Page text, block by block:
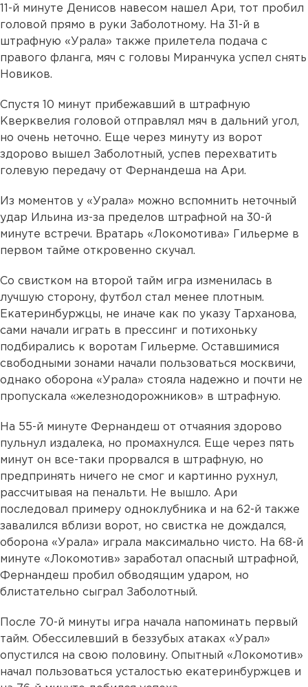
11-й минуте Денисов навесом нашел Ари, тот пробил
головой прямо в руки Заболотному. На 31-й в
штрафную «Урала» также прилетела подача с
правого фланга, мяч с головы Миранчука успел снять
Новиков.
Спустя 10 минут прибежавший в штрафную
Кверквелия головой отправлял мяч в дальний угол,
но очень неточно. Еще через минуту из ворот
здорово вышел Заболотный, успев перехватить
голевую передачу от Фернандеша на Ари.
Из моментов у «Урала» можно вспомнить неточный
удар Ильина из-за пределов штрафной на 30-й
минуте встречи. Вратарь «Локомотива» Гильерме в
первом тайме откровенно скучал.
Со свистком на второй тайм игра изменилась в
лучшую сторону, футбол стал менее плотным.
Екатеринбуржцы, не иначе как по указу Тарханова,
сами начали играть в прессинг и потихоньку
подбирались к воротам Гильерме. Оставшимися
свободными зонами начали пользоваться москвичи,
однако оборона «Урала» стояла надежно и почти не
пропускала «железнодорожников» в штрафную.
На 55-й минуте Фернандеш от отчаяния здорово
пульнул издалека, но промахнулся. Еще через пять
минут он все-таки прорвался в штрафную, но
предпринять ничего не смог и картинно рухнул,
рассчитывая на пенальти. Не вышло. Ари
последовал примеру одноклубника и на 62-й также
завалился вблизи ворот, но свистка не дождался,
оборона «Урала» играла максимально чисто. На 68-й
минуте «Локомотив» заработал опасный штрафной,
Фернандеш пробил обводящим ударом, но
блистательно сыграл Заболотный.
После 70-й минуты игра начала напоминать первый
тайм. Обессилевший в беззубых атаках «Урал»
опустился на свою половину. Опытный «Локомотив»
начал пользоваться усталостью екатеринбуржцев и